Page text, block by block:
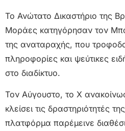
Το Ανώτατο Δικαστήριο της
Μοράες κατηγόρησαν τον
της αναταραχής, που
πληροφορίες και ψεύτικες
στο διαδίκτυο.
Τον Αύγουστο, το X
κλείσει τις δραστηριότητές
πλατφόρμα παρέμεινε